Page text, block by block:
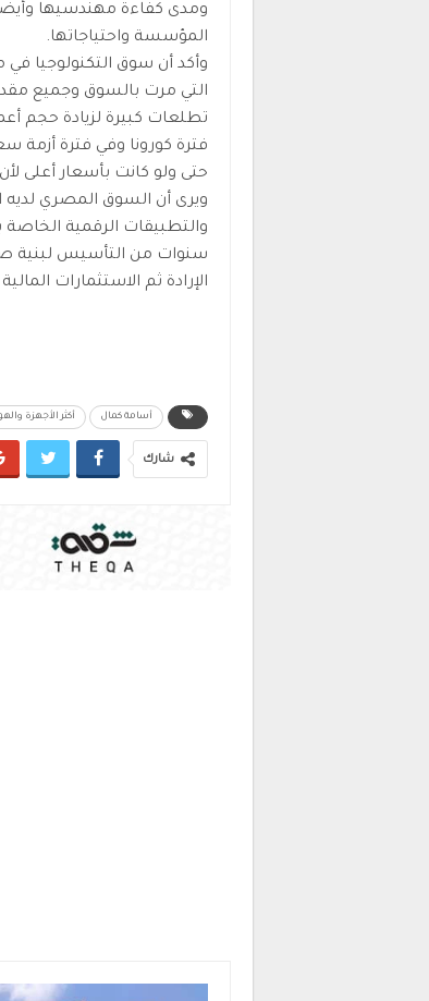
ومدى كفاءة مهندسيها
المؤسسة واحتياجاتها.
التي مرت بالسوق وجميع
تطلعات كبيرة لزيادة حجم
فترة كورونا وفي فترة
حتى ولو كانت بأسعار أعلى
ويرى أن السوق المصري لديه
والتطبيقات الرقمية الخاصة
سنوات من التأسيس لبنية
الإرادة ثم الاستثمارات
أسامة كمال أكثر الأجهزة
شارك